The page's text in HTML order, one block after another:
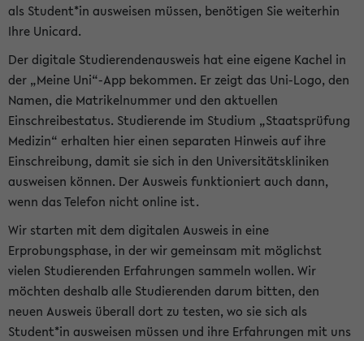
als Student*in ausweisen müssen, benötigen Sie weiterhin
Ihre Unicard.
Der digitale Studierendenausweis hat eine eigene Kachel in
der „Meine Uni“-App bekommen. Er zeigt das Uni-Logo, den
Namen, die Matrikelnummer und den aktuellen
Einschreibestatus. Studierende im Studium „Staatsprüfung
Medizin“ erhalten hier einen separaten Hinweis auf ihre
Einschreibung, damit sie sich in den Universitätskliniken
ausweisen können. Der Ausweis funktioniert auch dann,
wenn das Telefon nicht online ist.
Wir starten mit dem digitalen Ausweis in eine
Erprobungsphase, in der wir gemeinsam mit möglichst
vielen Studierenden Erfahrungen sammeln wollen. Wir
möchten deshalb alle Studierenden darum bitten, den
neuen Ausweis überall dort zu testen, wo sie sich als
Student*in ausweisen müssen und ihre Erfahrungen mit uns